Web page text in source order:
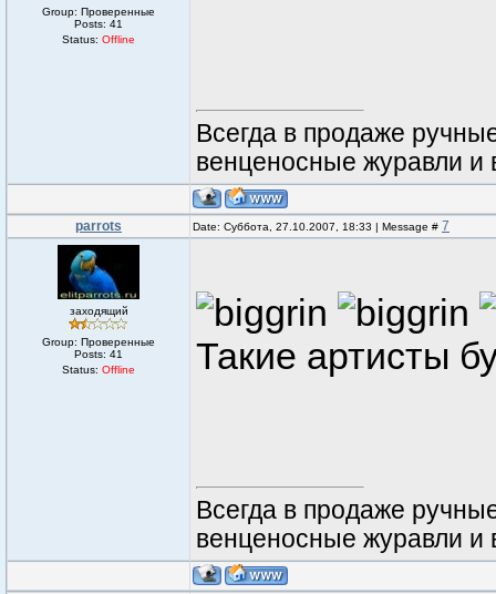
Group: Проверенные
Posts: 41
Status: Offline
Всегда в продаже
венценосные журавли и
parrots Date: Суббота, 27.10.2007, 18:33 | Message # 7
заходящий
Group: Проверенные
Posts: 41
Status: Offline Такие артисты
Всегда в продаже
венценосные журавли и